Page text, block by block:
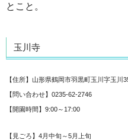
とこと。
玉川寺
【住所】山形県鶴岡市羽黒町玉川字玉川
【問い合わせ】0235-62-2746
【開園時間】9:00～17:00
【見ごろ】4月中旬～5月上旬